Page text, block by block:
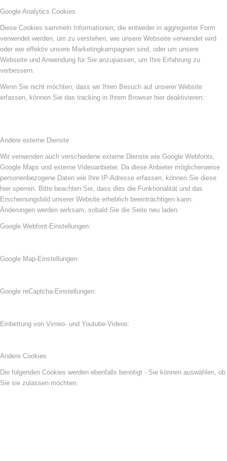
Google Analytics Cookies
Diese Cookies sammeln Informationen, die entweder in aggregierter Form
verwendet werden, um zu verstehen, wie unsere Webseite verwendet wird
oder wie effektiv unsere Marketingkampagnen sind, oder um unsere
Webseite und Anwendung für Sie anzupassen, um Ihre Erfahrung zu
verbessern.
Wenn Sie nicht möchten, dass wir Ihren Besuch auf unserer Website
erfassen, können Sie das tracking in Ihrem Browser hier deaktivieren:
Andere externe Dienste
Wir verwenden auch verschiedene externe Dienste wie Google Webfonts,
Google Maps und externe Videoanbieter. Da diese Anbieter möglicherweise
personenbezogene Daten wie Ihre IP-Adresse erfassen, können Sie diese
hier sperren. Bitte beachten Sie, dass dies die Funktionalität und das
Erscheinungsbild unserer Website erheblich beeinträchtigen kann.
Änderungen werden wirksam, sobald Sie die Seite neu laden.
Google Webfont-Einstellungen:
Google Map-Einstellungen:
Google reCaptcha-Einstellungen:
Einbettung von Vimeo- und Youtube-Videos:
Andere Cookies
Die folgenden Cookies werden ebenfalls benötigt - Sie können auswählen, ob
Sie sie zulassen möchten: